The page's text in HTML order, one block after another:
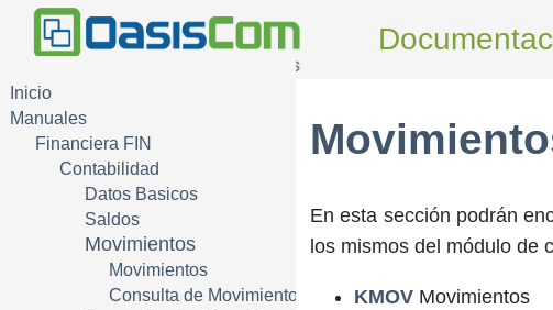
Inicio
Manuales
Financiera FIN
Contabilidad
Datos Basicos
Saldos
Movimientos
Movimientos
Consulta de Movimientos
En esta sección podrán
los mismos del módulo de
KMOV Movimientos